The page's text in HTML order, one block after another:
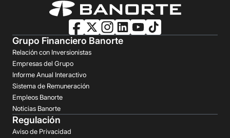
Grupo Financiero Banorte
Relación con Inversionistas
Empresas del Grupo
Informe Anual Interactivo
Sistema de Remuneración
Empleos Banorte
Noticias Banorte
Regulación
Aviso de Privacidad